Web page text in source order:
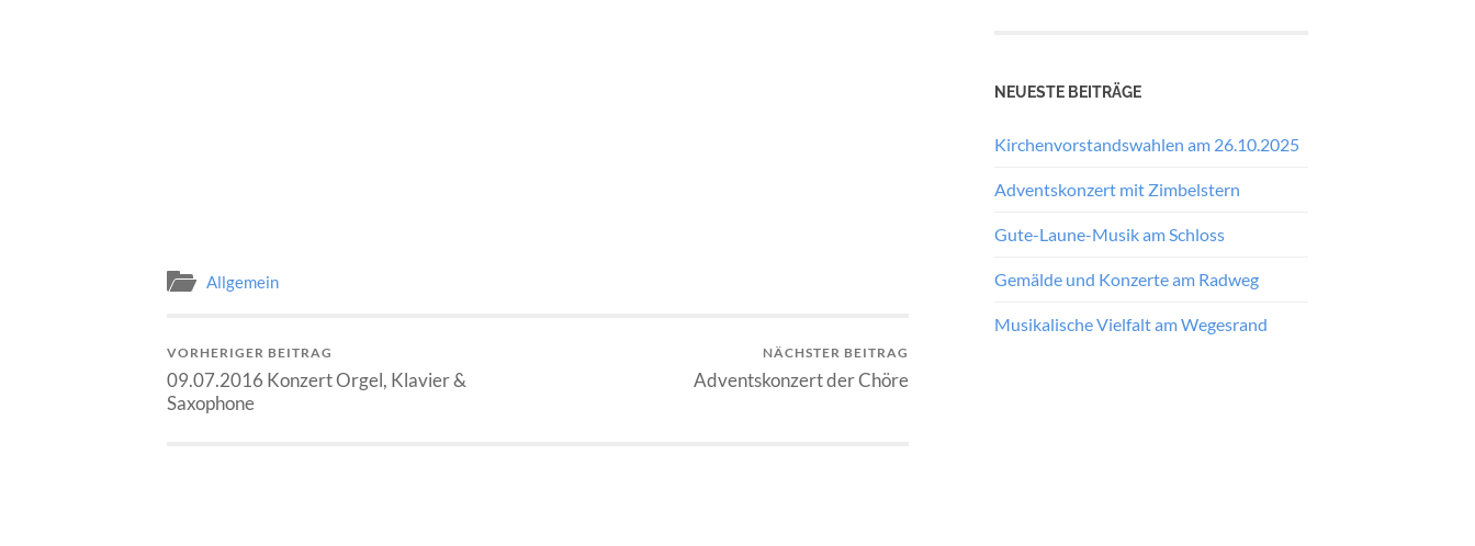
Allgemein
VORHERIGER BEITRAG
09.07.2016 Konzert Orgel, Klavier &
Saxophone
NÄCHSTER BEITRAG
Adventskonzert der Chöre
NEUESTE BEITRÄGE
Kirchenvorstandswahlen am 26.10.2025
Adventskonzert mit Zimbelstern
Gute-Laune-Musik am Schloss
Gemälde und Konzerte am Radweg
Musikalische Vielfalt am Wegesrand